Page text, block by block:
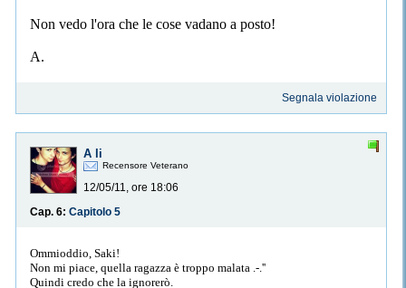
Non vedo l'ora che le cose vadano a posto!
A.
Segnala violazione
A li
Recensore Veterano
12/05/11, ore 18:06
Cap. 6: Capitolo 5
Ommioddio, Saki!
Non mi piace, quella ragazza è troppo malata .-.''
Quindi credo che la ignorerò.